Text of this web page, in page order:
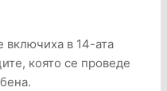
включиха в 14-ата
която се проведе